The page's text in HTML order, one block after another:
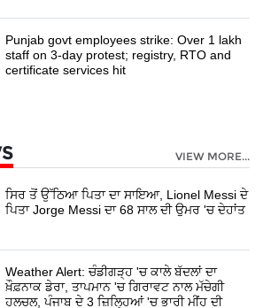
Punjab govt employees strike: Over 1 lakh
staff on 3-day protest; registry, RTO and
certificate services hit
VIEW MORE...
ਸਿਰ ਤੋਂ ਉੱਠਿਆ ਪਿਤਾ ਦਾ ਸਾਇਆ, Lionel Messi ਦੇ
ਪਿਤਾ Jorge Messi ਦਾ 68 ਸਾਲ ਦੀ ਉਮਰ 'ਚ ਦੇਹਾਂਤ
Weather Alert: ਚੰਡੀਗੜ੍ਹ 'ਚ ਕਾਲੇ ਬੱਦਲਾਂ ਦਾ
ਖ਼ੌਫ਼ਨਾਕ ਡੇਰਾ, ਤਾਪਮਾਨ 'ਚ ਗਿਰਾਵਟ ਨਾਲ ਮੱਚੇਗੀ
ਹਲਚਲ, ਪੰਜਾਬ ਦੇ 3 ਜ਼ਿਲ੍ਹਿਆਂ 'ਚ ਭਾਰੀ ਮੀਂਹ ਦੀ